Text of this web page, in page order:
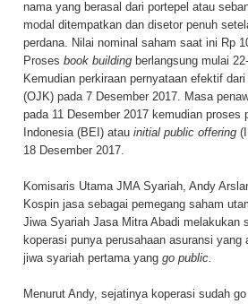
nama yang berasal dari portepel atau
modal ditempatkan dan disetor penuh
perdana. Nilai nominal saham saat ini Rp
Proses book building berlangsung mulai
Kemudian perkiraan pernyataan efektif
(OJK) pada 7 Desember 2017. Masa
pada 11 Desember 2017 kemudian
Indonesia (BEI) atau initial public offering
18 Desember 2017.
Komisaris Utama JMA Syariah, Andy
Kospin jasa sebagai pemegang saham
Jiwa Syariah Jasa Mitra Abadi melakukan
koperasi punya perusahaan asuransi yang
jiwa syariah pertama yang go public.
Menurut Andy, sejatinya koperasi sudah